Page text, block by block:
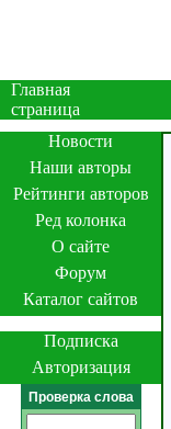
Главная
страница
Новости
Наши авторы
Рейтинги авторов
Ред колонка
О сайте
Форум
Каталог сайтов
Подписка
Авторизация
Проверка слова